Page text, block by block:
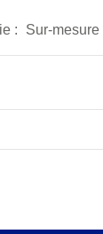
: Sur-mesure